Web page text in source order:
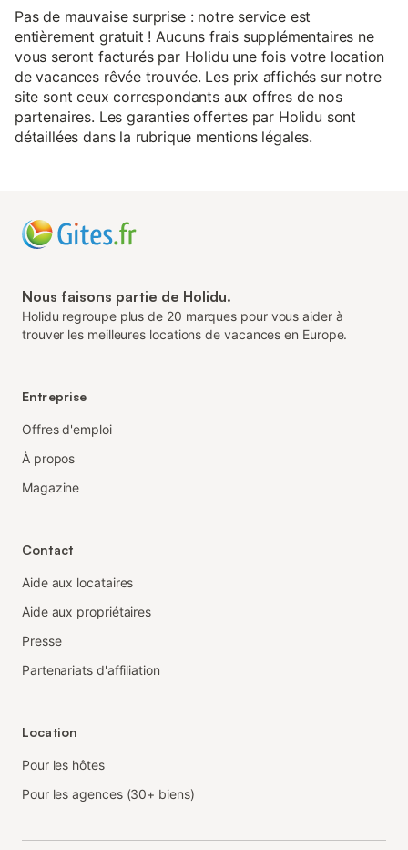
Pas de mauvaise surprise : notre service est
entièrement gratuit ! Aucuns frais supplémentaires ne
vous seront facturés par Holidu une fois votre location
de vacances rêvée trouvée. Les prix affichés sur notre
site sont ceux correspondants aux offres de nos
partenaires. Les garanties offertes par Holidu sont
détaillées dans la rubrique mentions légales.
Nous faisons partie de Holidu.
Holidu regroupe plus de 20 marques pour vous aider à
trouver les meilleures locations de vacances en Europe.
Entreprise
Offres d'emploi
À propos
Magazine
Contact
Aide aux locataires
Aide aux propriétaires
Presse
Partenariats d'affiliation
Location
Pour les hôtes
Pour les agences (30+ biens)